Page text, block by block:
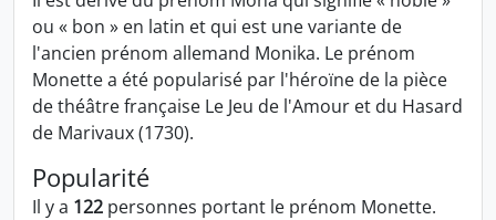
ou « bon » en latin et qui est une variante de
l'ancien prénom allemand Monika. Le prénom
Monette a été popularisé par l'héroïne de la pièce
de théâtre française Le Jeu de l'Amour et du Hasard
de Marivaux (1730).
Popularité
Il y a 122 personnes portant le prénom Monette.